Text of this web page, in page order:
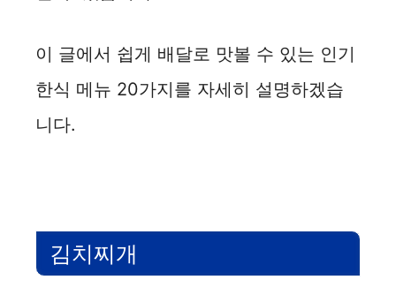
이 글에서 쉽게 배달로 맛볼 수 있는 인기
한식 메뉴 20가지를 자세히 설명하겠습
니다.
김치찌개